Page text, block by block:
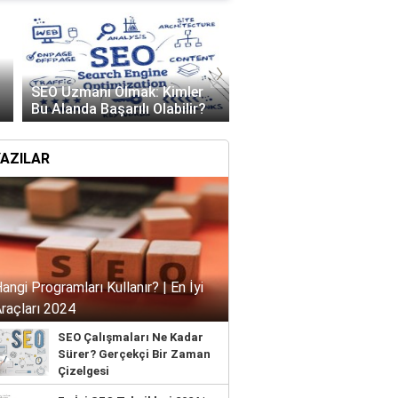
SEO Uzmanı Olmak: Kimler
Bu Alanda Başarılı Olabilir?
›
SEO Teknikleri 2024 | Arama Motorlarında
Çıkın
Programları Kullanır? | En İyi
2024
SEO Çalışmaları Ne Kadar
Sürer? Gerçekçi Bir Zaman
Çizelgesi